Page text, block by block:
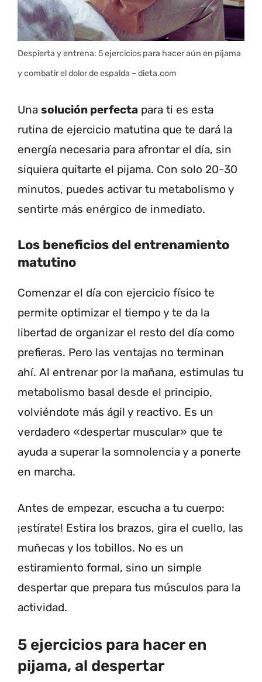
Despierta y entrena: 5 ejercicios para hacer aún en pijama
y combatir el dolor de espalda – dieta.com
Una solución perfecta para ti es esta
rutina de ejercicio matutina que te dará la
energía necesaria para afrontar el día, sin
siquiera quitarte el pijama. Con solo 20-30
minutos, puedes activar tu metabolismo y
sentirte más enérgico de inmediato.
Los beneficios del entrenamiento
matutino
Comenzar el día con ejercicio físico te
permite optimizar el tiempo y te da la
libertad de organizar el resto del día como
prefieras. Pero las ventajas no terminan
ahí. Al entrenar por la mañana, estimulas tu
metabolismo basal desde el principio,
volviéndote más ágil y reactivo. Es un
verdadero «despertar muscular» que te
ayuda a superar la somnolencia y a ponerte
en marcha.
Antes de empezar, escucha a tu cuerpo:
¡estírate! Estira los brazos, gira el cuello, las
muñecas y los tobillos. No es un
estiramiento formal, sino un simple
despertar que prepara tus músculos para la
actividad.
5 ejercicios para hacer en
pijama, al despertar